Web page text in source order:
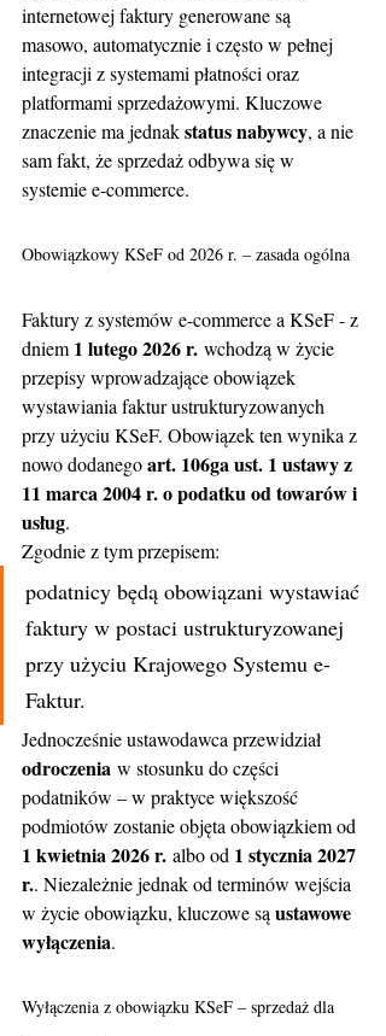
internetowej faktury generowane są
masowo, automatycznie i często w pełnej
integracji z systemami płatności oraz
platformami sprzedażowymi. Kluczowe
znaczenie ma jednak status nabywcy, a nie
sam fakt, że sprzedaż odbywa się w
systemie e-commerce.
Obowiązkowy KSeF od 2026 r. – zasada ogólna
Faktury z systemów e-commerce a KSeF - z
dniem 1 lutego 2026 r. wchodzą w życie
przepisy wprowadzające obowiązek
wystawiania faktur ustrukturyzowanych
przy użyciu KSeF. Obowiązek ten wynika z
nowo dodanego art. 106ga ust. 1 ustawy z
11 marca 2004 r. o podatku od towarów i
usług.
Zgodnie z tym przepisem:
podatnicy będą obowiązani wystawiać
faktury w postaci ustrukturyzowanej
przy użyciu Krajowego Systemu e-
Faktur.
Jednocześnie ustawodawca przewidział
odroczenia w stosunku do części
podatników – w praktyce większość
podmiotów zostanie objęta obowiązkiem od
1 kwietnia 2026 r. albo od 1 stycznia 2027
r.. Niezależnie jednak od terminów wejścia
w życie obowiązku, kluczowe są ustawowe
wyłączenia.
Wyłączenia z obowiązku KSeF – sprzedaż dla